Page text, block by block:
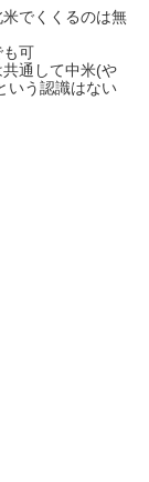
でくくるのは無
も可
通して中米(や
いう認識はない